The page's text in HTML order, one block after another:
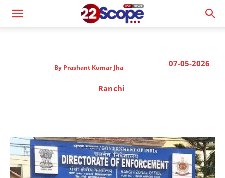
07-05-2026
By Prashant Kumar Jha
Ranchi